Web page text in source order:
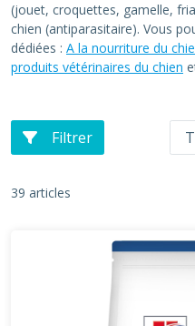
(jouet, croquettes, gamelle,
chien (antiparasitaire). Vous
dédiées : A la nourriture du
produits vétérinaires du chien
Filtrer
39 articles